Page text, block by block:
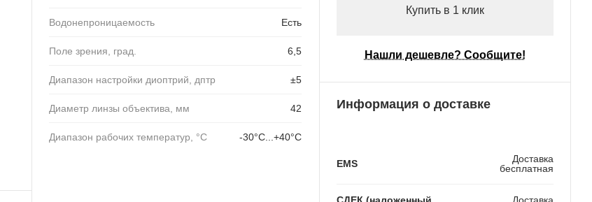
Водонепроницаемость Есть
Поле зрения, град. 6,5
Диапазон настройки диоптрий, дптр ±5
Диаметр линзы объектива, мм 42
Диапазон рабочих температур, °C -30°С...+40°С
Купить в 1 клик
Нашли дешевле? Сообщите!
Информация о доставке
EMS
Доставка
бесплатная